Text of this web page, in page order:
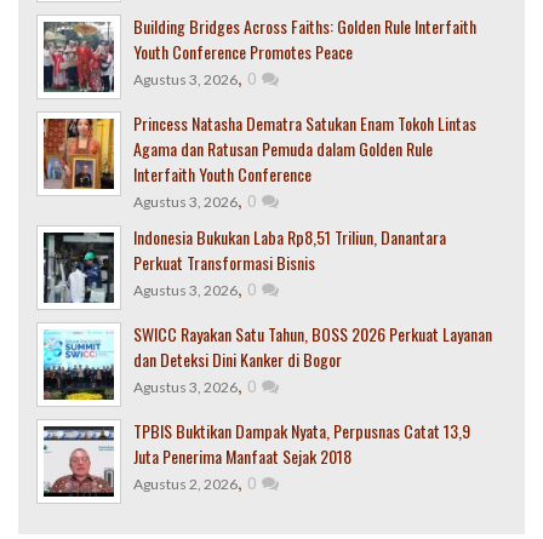
Building Bridges Across Faiths: Golden Rule Interfaith
Youth Conference Promotes Peace
Agustus 3, 2026, 0
Princess Natasha Dematra Satukan Enam Tokoh Lintas
Agama dan Ratusan Pemuda dalam Golden Rule
Interfaith Youth Conference
Agustus 3, 2026, 0
Indonesia Bukukan Laba Rp8,51 Triliun, Danantara
Perkuat Transformasi Bisnis
Agustus 3, 2026, 0
SWICC Rayakan Satu Tahun, BOSS 2026 Perkuat Layanan
dan Deteksi Dini Kanker di Bogor
Agustus 3, 2026, 0
TPBIS Buktikan Dampak Nyata, Perpusnas Catat 13,9
Juta Penerima Manfaat Sejak 2018
Agustus 2, 2026, 0